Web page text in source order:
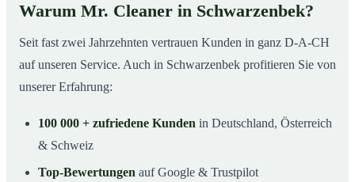
Warum Mr. Cleaner in Schwarzenbek?
Seit fast zwei Jahrzehnten vertrauen Kunden in ganz D-A-CH
auf unseren Service. Auch in Schwarzenbek profitieren Sie von
unserer Erfahrung:
100 000 + zufriedene Kunden in Deutschland, Österreich
& Schweiz
Top-Bewertungen auf Google & Trustpilot